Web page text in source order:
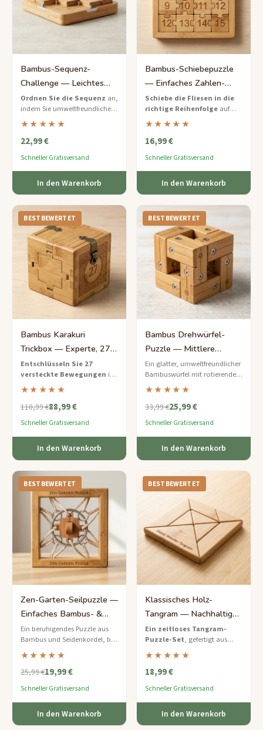
Bambus-Sequenz-
Challenge — Leichtes
Muster-Zuordnungsspiel
Ordnen Sie die Sequenz an,
indem Sie umweltfreundliche
Bambustoken in die richtige
Reihenfolge schieben – ein
sanftes, aber fesselndes
Familie.
★★★★★
22,99 €
Schneller Gratisversand
In den Warenkorb
Bambus-Schiebepuzzle
— Einfaches Zahlen-
Anordnungsspiel
Schiebe die Fliesen in die
richtige Reihenfolgeauf
diesem umweltfreundlichen
Bambusrahmen – ein sanftes
Zahlenpuzzle, perfekt für
★★★★★
16,99 €
Schneller Gratisversand
In den Warenkorb
BESTBEWERTET
Bambus Karakuri
Trickbox — Experte, 27-
Schritte-Mechanismus
Entschlüsseln Sie 27
versteckte Bewegungen in
dieser Experten-bewerteten
Bambus-Karakuri-Trickbox –
eine Fusion aus japanischer
nachhaltigem
Bambushandwerk.
★★★★★
110,99 €88,99 €
Schneller Gratisversand
In den Warenkorb
BESTBEWERTET
Bambus Drehwürfel-
Puzzle — Mittlere
Drehherausforderung
Ein glatter, umweltfreundlicher
Bambuswürfel mit rotierenden
Segmenten, die ausgerichtet
werden müssen, um das
versteckte Fach im Inneren zu
★★★★★
33,99 €25,99 €
Schneller Gratisversand
In den Warenkorb
BESTBEWERTET
Zen-Garten-Seilpuzzle —
Einfaches Bambus- &
Seidenkordel-
Meditationspuzzle
Ein beruhigendes Puzzle aus
Bambus und Seidenkordel, bei
dem Sie eine jadefarbene Perle
durch ein friedliches Labyrinth
von Schleifen führen.
★★★★★
25,99 €19,99 €
Schneller Gratisversand
In den Warenkorb
BESTBEWERTET
Klassisches Holz-
Tangram — Nachhaltiges
7-Teile-Puzzle-Set
Ein zeitloses Tangram-
Puzzle-Set, gefertigt aus
umweltfreundlichem Bambus
mit über 200
Formherausforderungen in
Papier.
★★★★★
18,99 €
Schneller Gratisversand
In den Warenkorb